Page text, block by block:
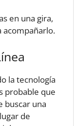
en una gira,
acompañarlo.
la tecnología
probable que
buscar una
de